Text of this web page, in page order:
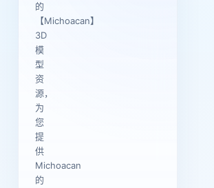
的
【Michoacan】
3D
模
型
资
源，
为
您
提
供
Michoacan
的